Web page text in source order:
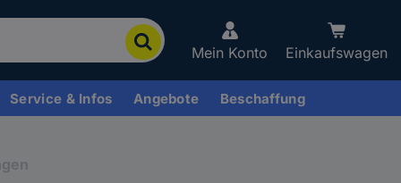
Mein Konto Einkaufswagen
Service & Infos Angebote Beschaffung